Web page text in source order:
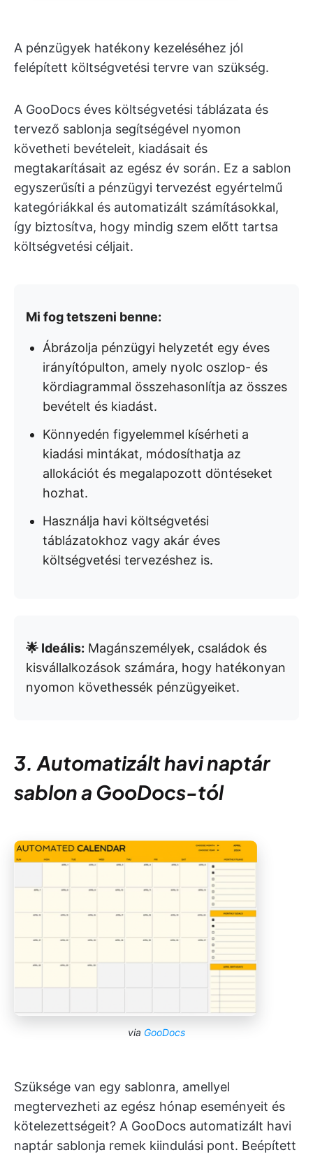
A pénzügyek hatékony kezeléséhez jól
felépített költségvetési tervre van szükség.
A GooDocs éves költségvetési táblázata és
tervező sablonja segítségével nyomon
követheti bevételeit, kiadásait és
megtakarításait az egész év során. Ez a sablon
egyszerűsíti a pénzügyi tervezést egyértelmű
kategóriákkal és automatizált számításokkal,
így biztosítva, hogy mindig szem előtt tartsa
költségvetési céljait.
Mi fog tetszeni benne:
Ábrázolja pénzügyi helyzetét egy éves
irányítópulton, amely nyolc oszlop- és
kördiagrammal összehasonlítja az összes
bevételt és kiadást.
Könnyedén figyelemmel kísérheti a
kiadási mintákat, módosíthatja az
allokációt és megalapozott döntéseket
hozhat.
Használja havi költségvetési
táblázatokhoz vagy akár éves
költségvetési tervezéshez is.
🌟 Ideális: Magánszemélyek, családok és
kisvállalkozások számára, hogy hatékonyan
nyomon követhessék pénzügyeiket.
3. Automatizált havi naptár
sablon a GooDocs-tól
via GooDocs
Szüksége van egy sablonra, amellyel
megtervezheti az egész hónap eseményeit és
kötelezettségeit? A GooDocs automatizált havi
naptár sablonja remek kiindulási pont. Beépített